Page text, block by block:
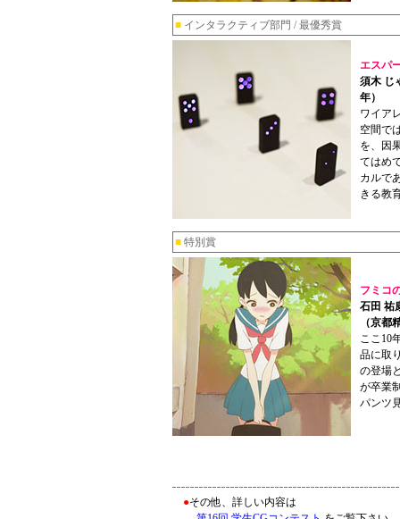
■ インタラクティブ部門 / 最優秀賞
エスパ
須木 じ
年）
ワイア
空間で
を、因
てはめ
カルで
きる教
■ 特別賞
フミコ
石田 祐
（京都
ここ10
品に取
の登場
が卒業
パンツ
●その他、詳しい内容は